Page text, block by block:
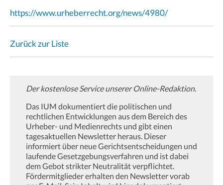
https://www.urheberrecht.org/news/4980/
Zurück zur Liste
Der kostenlose Service unserer Online-Redaktion.
Das IUM dokumentiert die politischen und
rechtlichen Entwicklungen aus dem Bereich des
Urheber- und Medienrechts und gibt einen
tagesaktuellen Newsletter heraus. Dieser
informiert über neue Gerichtsentscheidungen und
laufende Gesetzgebungsverfahren und ist dabei
dem Gebot strikter Neutralität verpflichtet.
Fördermitglieder erhalten den Newsletter vorab